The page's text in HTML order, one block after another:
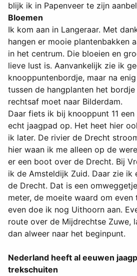
blijk ik in Papenveer te zijn
Bloemen
Ik kom aan in Langeraar. Met
hangen er mooie plantenbakken
in het centrum. Die bloeien en
lieve lust is. Aanvankelijk zie ik
knooppuntenbordje, maar na
tussen de hangplanten het
rechtsaf moet naar Bilderdam.
Daar fiets ik bij knooppunt 11
echt jaagpad op. Het heet hier
ik later. De rivier de Drecht
hier waan ik me alleen op de
er een boot over de Drecht. Bij
ik de Amsteldijk Zuid. Daar zie ik
de Drecht. Dat is een
meter, de moeite waard om even
even doe ik nog Uithoorn aan.
route over de Mijdrechtse Zuwe,
dan alweer naar het beginpunt.
Nederland heeft al eeuwen
trekschuiten